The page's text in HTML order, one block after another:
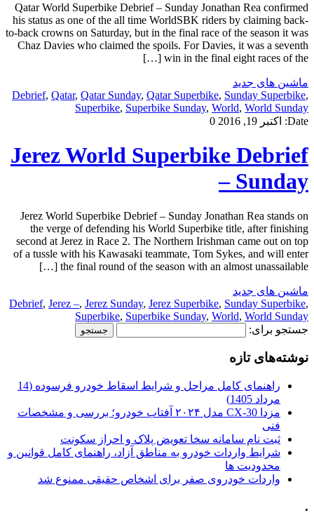
Qatar World Superbike Debrief – Sunday Jonathan Rea confirmed
his status as one of the all time WorldSBK riders by claiming back-
to-back crowns on Saturday, but in the final race of the season it was
Chaz Davies who claimed the spoils. For Davies, it was a seventh
win in the final eight races of the […]
ماشین های جدید
Debrief, Qatar, Qatar Sunday, Qatar Superbike, Sunday Superbike,
Superbike, Superbike Sunday, World, World Sunday
Date:
اکتبر 19, 2016 0
Jerez World Superbike Debrief
– Sunday
Jerez World Superbike Debrief – Sunday Jonathan Rea stands on
the verge of defending his World Superbike title, after finishing
second at Jerez in Race 2. The Northern Irishman came out on top
of a tussle with his Kawasaki teammate, Tom Sykes, and will enter
the final round of the season with an almost unassailable […]
ماشین های جدید
Debrief, Jerez –, Jerez Sunday, Jerez Superbike, Sunday Superbike,
Superbike, Superbike Sunday, World, World Sunday
جستجو برای:
نوشته‌های تازه
راهنمای کامل مراحل و شرایط اسقاط خودرو فرسوده (14
مرداد 1405)
مزدا CX-30 مدل ۲۰۲۴ آفتاب خودرو؛ بررسی و مشخصات
فنی
ثبت نام سامانه سخا تعویض پلاک و احراز سکونت
شرایط واردات خودرو به مناطق آزاد، راهنمای کامل قوانین و
محدودیت ها
واردات خودروی صفر برای اشخاص حقیقی ممنوع شد
.